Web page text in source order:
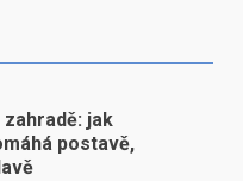
jak
postavě,